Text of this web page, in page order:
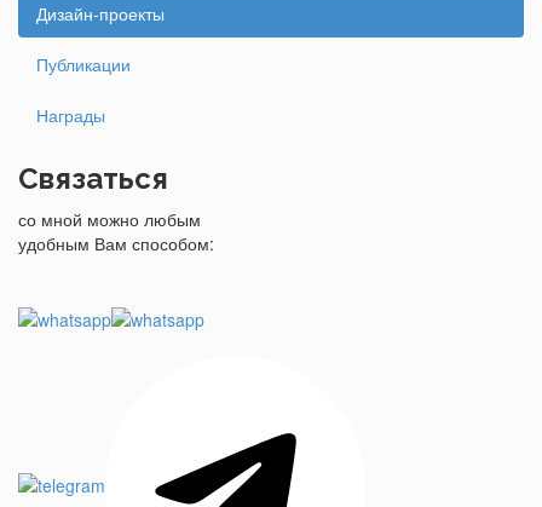
Дизайн-проекты
Публикации
Награды
Связаться
со мной можно любым
удобным Вам способом: